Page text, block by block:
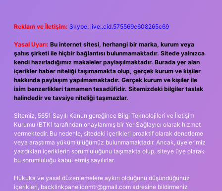
Reklam ve İletişim: Skype: live:.cid.575569c608265c69
Yasal Uyarı: Bu internet sitesi, herhangi bir marka, kurum veya
şahıs şirketi ile hiçbir bağlantısı bulunmamaktadır. Sitede yalnızca
kendi hazırladığımız makaleler paylaşılmaktadır. Burada yer alan
içerikler haber niteliği taşımamakta olup, gerçek kurum ve kişiler
hakkında paylaşım yapılmamaktadır. Gerçek kurum ve kişiler ile
isim benzerlikleri tamamen tesadüfidir. Sitemizdeki bilgiler taslak
halindedir ve tavsiye niteliği taşımazlar.
Sitemiz, 5651 Sayılı Kanun gereğince Bilgi Teknolojileri ve İletişim
Kurumu (BTK) tarafından onaylanmış bir Yer Sağlayıcı olarak hizmet
vermektedir. Bu nedenle, sitedeki içerikleri proaktif olarak denetleme
veya araştırma yükümlülüğümüz bulunmamaktadır. Ancak, üyelerimiz
yazdıkları içeriklerin sorumluluğunu taşımakta olup, siteye üye olarak
bu sorumluluğu kabul etmiş sayılırlar.
Hukuka ve yasal düzenlemelere aykırı olduğunu düşündüğünüz
içerikleri, backlinkpanelicomtr@gmail.com adresine bildirmeniz